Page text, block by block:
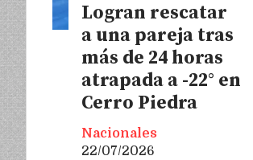
Logran rescatar
a una pareja tras
más de 24 horas
atrapada a -22° en
Cerro Piedra
Nacionales
22/07/2026